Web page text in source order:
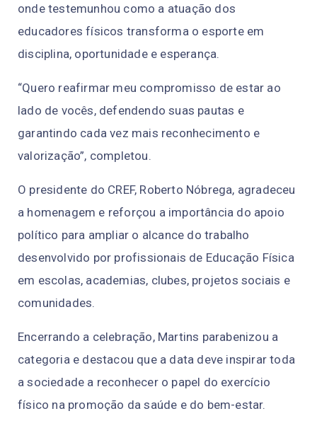
onde testemunhou como a atuação dos
educadores físicos transforma o esporte em
disciplina, oportunidade e esperança.
“Quero reafirmar meu compromisso de estar ao
lado de vocês, defendendo suas pautas e
garantindo cada vez mais reconhecimento e
valorização”, completou.
O presidente do CREF, Roberto Nóbrega, agradeceu
a homenagem e reforçou a importância do apoio
político para ampliar o alcance do trabalho
desenvolvido por profissionais de Educação Física
em escolas, academias, clubes, projetos sociais e
comunidades.
Encerrando a celebração, Martins parabenizou a
categoria e destacou que a data deve inspirar toda
a sociedade a reconhecer o papel do exercício
físico na promoção da saúde e do bem-estar.